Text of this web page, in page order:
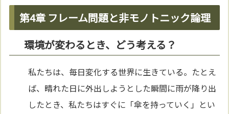
第4章 フレーム問題と非モノトニック論理
環境が変わるとき、どう考える？
私たちは、毎日変化する世界に生きている。たとえ
ば、晴れた日に外出しようとした瞬間に雨が降り出
したとき、私たちはすぐに「傘を持っていく」とい